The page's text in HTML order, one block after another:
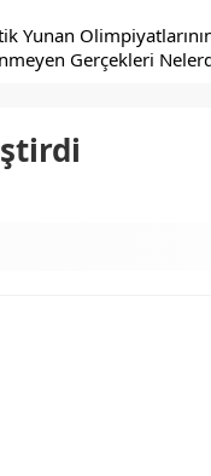
Yunan
Gerçekleri